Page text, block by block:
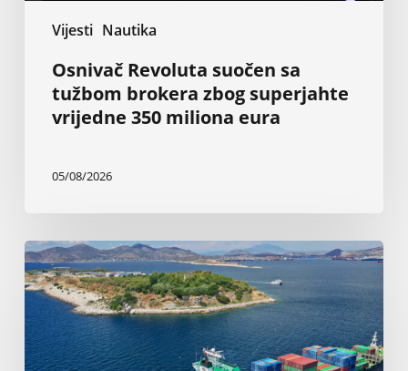
Vijesti Nautika
Osnivač Revoluta suočen sa
tužbom brokera zbog superjahte
vrijedne 350 miliona eura
05/08/2026
Grčki
brodovlasnici:
Nezaustavljive
investicije
u
novogradnje